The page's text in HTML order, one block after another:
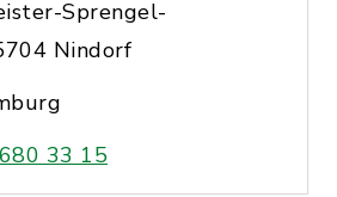
Sprengel-
Nindorf
33 15